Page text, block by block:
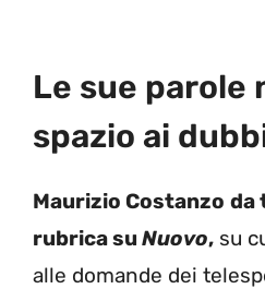
Le sue parole
spazio ai
Maurizio Costanzo da
rubrica su Nuovo, su
alle domande dei